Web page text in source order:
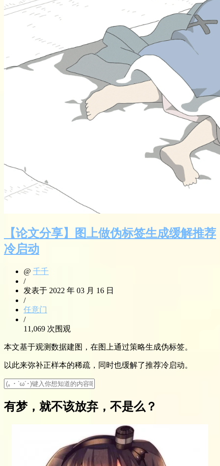
【论文分享】图上做伪标签生成缓解推荐
冷启动
@ 千千
/
发表于 2022 年 03 月 16 日
/
任意门
/
11,069 次围观
本文基于观测数据建图，在图上通过策略生成伪标签。
以此来弥补正样本的稀疏，同时也缓解了推荐冷启动。
有梦，就不该放弃，不是么？